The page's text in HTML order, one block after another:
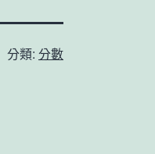
分類: 分數